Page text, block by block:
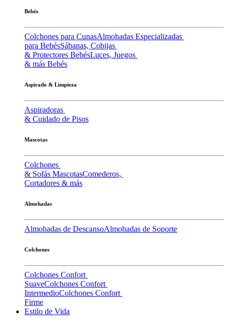
Bebés
Colchones para CunasAlmohadas Especializadas
para BebésSábanas, Cobijas
& Protectores BebésLuces, Juegos
& más Bebés
Aspirado & Limpieza
Aspiradoras
& Cuidado de Pisos
Mascotas
Colchones
& Sofás MascotasComederos,
Cortadores & más
Almohadas
Almohadas de DescansoAlmohadas de Soporte
Colchones
Colchones Confort
SuaveColchones Confort
IntermedioColchones Confort
Firme
Estilo de Vida